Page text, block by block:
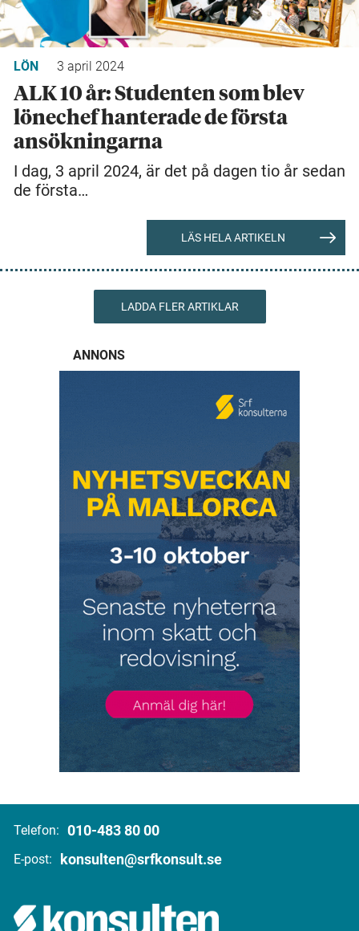
LÖN 3 april 2024
ALK 10 år: Studenten som blev
lönechef hanterade de första
ansökningarna
I dag, 3 april 2024, är det på dagen tio år sedan
de första…
LÄS HELA ARTIKELN
LADDA FLER ARTIKLAR
ANNONS
Telefon: 010-483 80 00
E-post: konsulten@srfkonsult.se